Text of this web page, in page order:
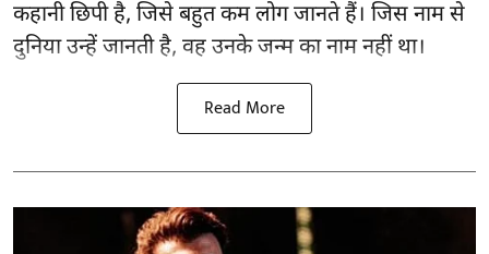
कहानी छिपी है, जिसे बहुत कम लोग जानते हैं। जिस नाम से
दुनिया उन्हें जानती है, वह उनके जन्म का नाम नहीं था।
Read More